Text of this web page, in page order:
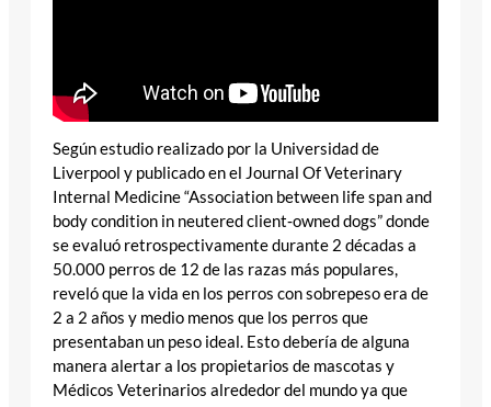
Según estudio realizado por la Universidad de
Liverpool y publicado en el Journal Of Veterinary
Internal Medicine “Association between life span and
body condition in neutered client‐owned dogs” donde
se evaluó retrospectivamente durante 2 décadas a
50.000 perros de 12 de las razas más populares,
reveló que la vida en los perros con sobrepeso era de
2 a 2 años y medio menos que los perros que
presentaban un peso ideal. Esto debería de alguna
manera alertar a los propietarios de mascotas y
Médicos Veterinarios alrededor del mundo ya que